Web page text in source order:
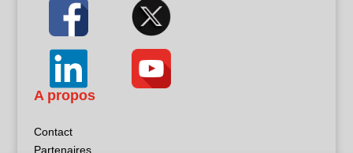
A propos
Contact
Partenaires